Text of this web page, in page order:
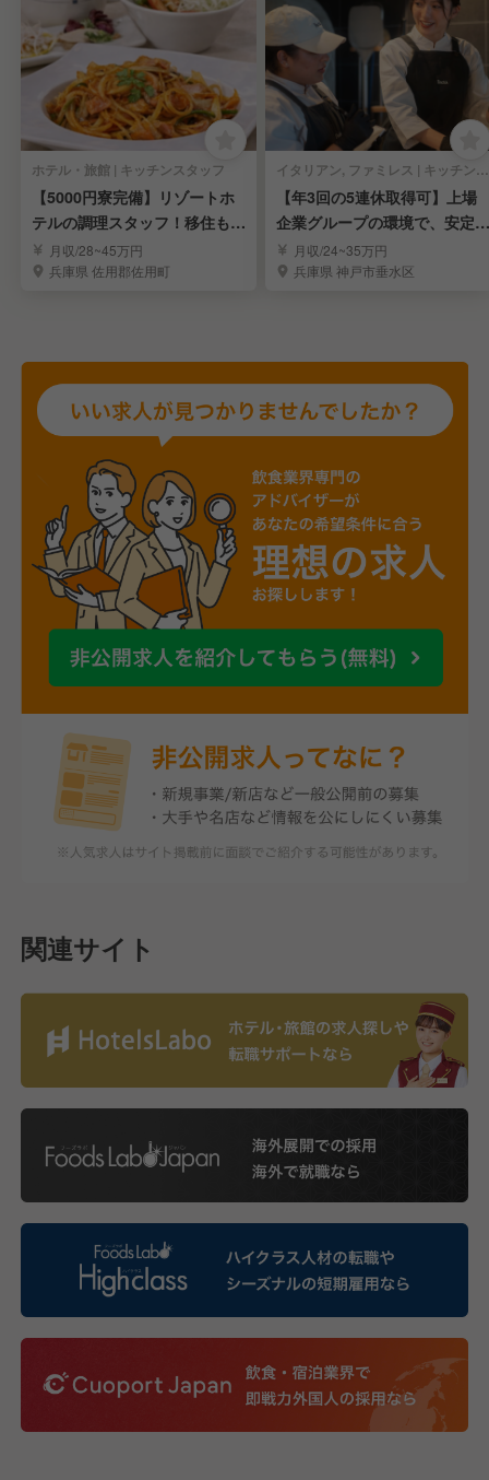
ホテル・旅館 | キッチンスタッフ
【5000円寮完備】リゾートホ
テルの調理スタッフ！移住も大
歓迎！
月収/28~45万円
兵庫県 佐用郡佐用町
イタリアン, ファミレス | キッチンスタッフ
【年3回の5連休取得可】上場
企業グループの環境で、安定し
たキャリアアップ！
月収/24~35万円
兵庫県 神戸市垂水区
関連サイト